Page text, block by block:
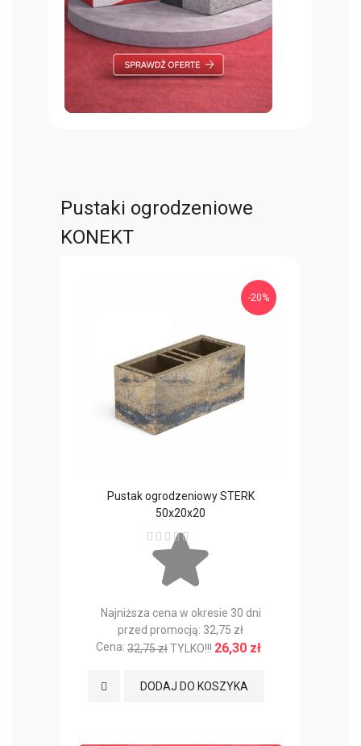
Pustaki ogrodzeniowe
KONEKT
-20%
Pustak ogrodzeniowy STERK
50x20x20
Ocena:
Najniższa cena w okresie 30 dni
przed promocją: 32,75 zł
Cena: 32,75 złTYLKO!!! 26,30 zł
DODAJ DO KOSZYKA
Dodaj do Ulubionych